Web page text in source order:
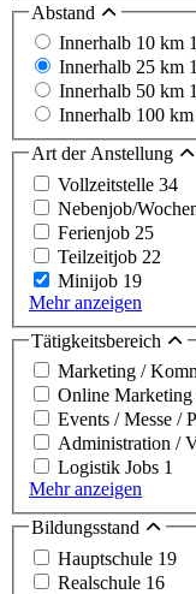
Abstand
Innerhalb 10 km
Innerhalb 25 km
Innerhalb 50 km
Innerhalb 100 km
Art der Anstellung
Vollzeitstelle 34
Nebenjob/
Ferienjob 25
Teilzeitjob 22
Minijob 19
Mehr anzeigen
Tätigkeitsbereich
Marketing /
Online Marketing
Events / Messe /
Administration /
Logistik Jobs 1
Mehr anzeigen
Bildungsstand
Hauptschule 19
Realschule 16